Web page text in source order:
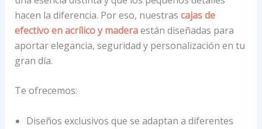
hacen la diferencia. Por eso, nuestras cajas de
efectivo en acrílico y maderaestán diseñadas para
aportar elegancia, seguridad y personalización en tu
gran día.
Te ofrecemos:
Diseños exclusivos que se adaptan a diferentes